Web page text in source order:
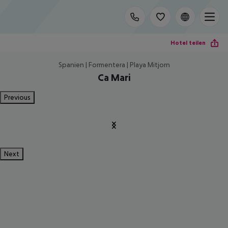
Hotel teilen
Spanien | Formentera | Playa Mitjorn
Ca Mari
Previous
Next